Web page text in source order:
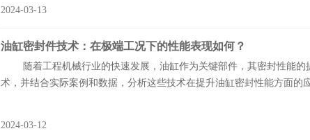
2024-03-13
油缸密封件技术：在极端工况下的性能表现如何？
随着工程机械行业的快速发展，油缸作为关键部件，其密封性能的
术，并结合实际案例和数据，分析这些技术在提升油缸密封性能方面的
2024-03-12